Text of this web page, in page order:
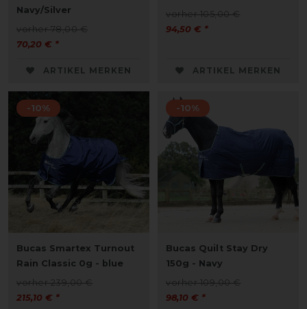
Navy/Silver
vorher 78,00 €
70,20 € *
ARTIKEL MERKEN
vorher 105,00 €
94,50 € *
ARTIKEL MERKEN
-10%
Bucas Smartex Turnout
Rain Classic 0g - blue
vorher 239,00 €
215,10 € *
-10%
Bucas Quilt Stay Dry
150g - Navy
vorher 109,00 €
98,10 € *